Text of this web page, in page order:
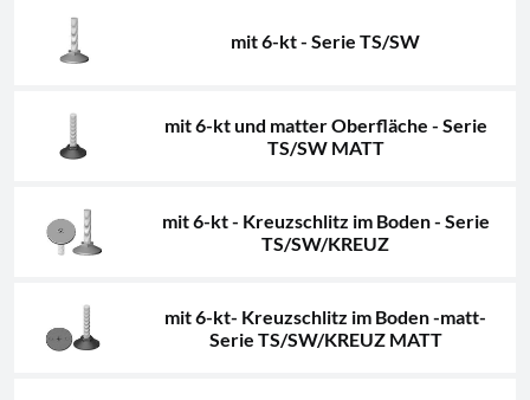
mit 6-kt - Serie TS/SW
mit 6-kt und matter Oberfläche - Serie
TS/SW MATT
mit 6-kt - Kreuzschlitz im Boden - Serie
TS/SW/KREUZ
mit 6-kt- Kreuzschlitz im Boden -matt-
Serie TS/SW/KREUZ MATT